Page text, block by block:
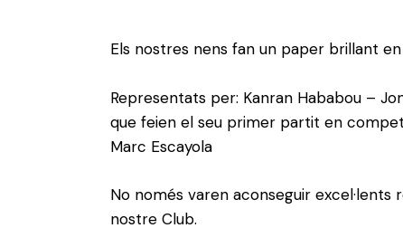
Els nostres nens fan un paper brillant
Representats per: Kanran Hababou –
que feien el seu primer partit en
Marc Escayola
No només varen aconseguir
nostre Club.